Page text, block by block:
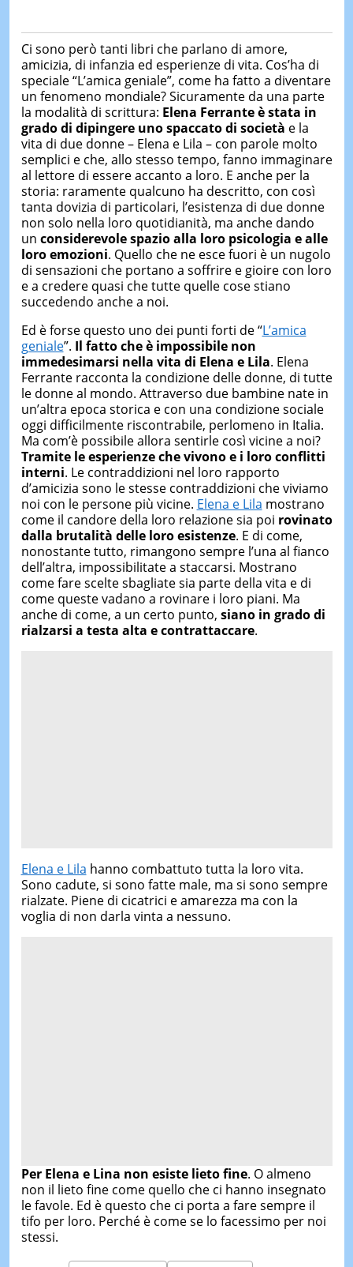
Ci sono però tanti libri che parlano di amore,
amicizia, di infanzia ed esperienze di vita. Cos’ha di
speciale “L’amica geniale”, come ha fatto a diventare
un fenomeno mondiale? Sicuramente da una parte
la modalità di scrittura: Elena Ferrante è stata in
grado di dipingere uno spaccato di società e la
vita di due donne – Elena e Lila – con parole molto
semplici e che, allo stesso tempo, fanno immaginare
al lettore di essere accanto a loro. E anche per la
storia: raramente qualcuno ha descritto, con così
tanta dovizia di particolari, l’esistenza di due donne
non solo nella loro quotidianità, ma anche dando
un considerevole spazio alla loro psicologia e alle
loro emozioni. Quello che ne esce fuori è un nugolo
di sensazioni che portano a soffrire e gioire con loro
e a credere quasi che tutte quelle cose stiano
succedendo anche a noi.
Ed è forse questo uno dei punti forti de “L’amica
geniale”. Il fatto che è impossibile non
immedesimarsi nella vita di Elena e Lila. Elena
Ferrante racconta la condizione delle donne, di tutte
le donne al mondo. Attraverso due bambine nate in
un’altra epoca storica e con una condizione sociale
oggi difficilmente riscontrabile, perlomeno in Italia.
Ma com’è possibile allora sentirle così vicine a noi?
Tramite le esperienze che vivono e i loro conflitti
interni. Le contraddizioni nel loro rapporto
d’amicizia sono le stesse contraddizioni che viviamo
noi con le persone più vicine. Elena e Lila mostrano
come il candore della loro relazione sia poi rovinato
dalla brutalità delle loro esistenze. E di come,
nonostante tutto, rimangono sempre l’una al fianco
dell’altra, impossibilitate a staccarsi. Mostrano
come fare scelte sbagliate sia parte della vita e di
come queste vadano a rovinare i loro piani. Ma
anche di come, a un certo punto, siano in grado di
rialzarsi a testa alta e contrattaccare.
Elena e Lila hanno combattuto tutta la loro vita.
Sono cadute, si sono fatte male, ma si sono sempre
rialzate. Piene di cicatrici e amarezza ma con la
voglia di non darla vinta a nessuno.
Per Elena e Lina non esiste lieto fine. O almeno
non il lieto fine come quello che ci hanno insegnato
le favole. Ed è questo che ci porta a fare sempre il
tifo per loro. Perché è come se lo facessimo per noi
stessi.